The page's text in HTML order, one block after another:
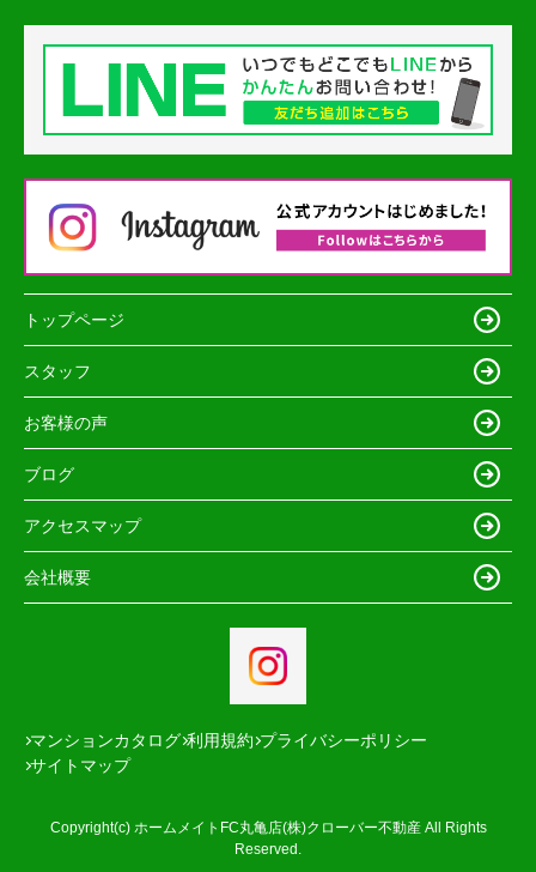
トップページ
スタッフ
お客様の声
ブログ
アクセスマップ
会社概要
マンションカタログ 利用規約 プライバシーポリシー
サイトマップ
Copyright(c) ホームメイトFC丸亀店(株)クローバー不動産 All Rights
Reserved.